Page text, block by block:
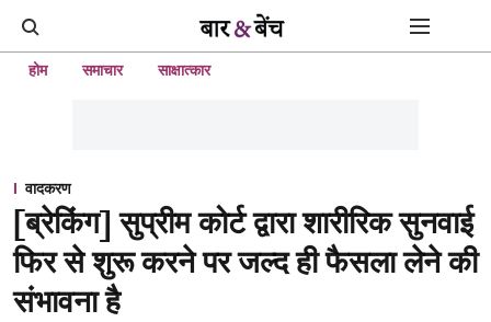
होम समाचार साक्षात्कार
वादकरण
[ब्रेकिंग] सुप्रीम कोर्ट द्वारा शारीरिक सुनवाई
फिर से शुरू करने पर जल्द ही फैसला लेने की
संभावना है